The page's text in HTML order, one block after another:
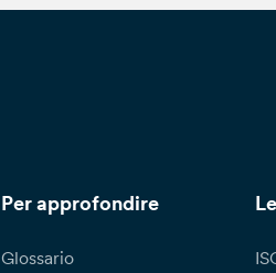
Per approfondire
Glossario